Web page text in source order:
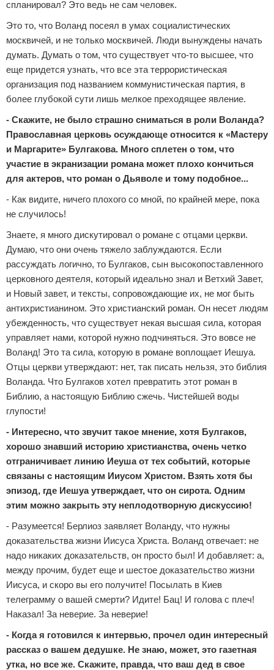
спланировал? Это ведь не сам человек.
Это то, что Воланд посеял в умах социалистических
москвичей, и не только москвичей. Люди вынуждены начать
думать. Думать о том, что существует что-то высшее, что
еще придется узнать, что все эта террористическая
организация под названием коммунистическая партия, в
более глубокой сути лишь мелкое преходящее явление.
- Скажите, не было страшно сниматься в роли Воланда?
Православная церковь осуждающе относится к «Мастеру
и Маргарите» Булгакова. Много сплетен о том, что
участие в экранизации романа может плохо кончиться
для актеров, что роман о Дьяволе и тому подобное...
- Как видите, ничего плохого со мной, по крайней мере, пока
не случилось!
Знаете, я много дискутировал о романе с отцами церкви.
Думаю, что они очень тяжело заблуждаются. Если
рассуждать логично, то Булгаков, сын высокопоставленного
церковного деятеля, который идеально знал и Ветхий Завет,
и Новый завет, и тексты, сопровождающие их, не мог быть
антихристианином. Это христианский роман. Он несет людям
убежденность, что существует некая высшая сила, которая
управляет нами, которой нужно подчиняться. Это вовсе не
Воланд! Это та сила, которую в романе воплощает Иешуа.
Отцы церкви утверждают: нет, так писать нельзя, это библия
Воланда. Что Булгаков хотел превратить этот роман в
Библию, а настоящую Библию сжечь. Чистейшей воды
глупости!
- Интересно, что звучит такое мнение, хотя Булгаков,
хорошо знавший историю христианства, очень четко
отграничивает линию Иеуша от тех событий, которые
связаны с настоящим Ииусом Христом. Взять хотя бы
эпизод, где Иешуа утверждает, что он сирота. Одним
этим можно закрыть эту неплодотворную дискуссию!
- Разумеется! Берлиоз заявляет Воланду, что нужны
доказательства жизни Иисуса Христа. Воланд отвечает: не
надо никаких доказательств, он просто был! И добавляет: а,
между прочим, будет еще и шестое доказательство жизни
Иисуса, и скоро вы его получите! Посылать в Киев
телеграмму о вашей смерти? Идите! Бац! И голова с плеч!
Наказал! За неверие. За неверие!
- Когда я готовился к интервью, прочел один интересный
рассказ о вашем дедушке. Не знаю, может, это газетная
утка, но все же. Скажите, правда, что ваш дед в свое